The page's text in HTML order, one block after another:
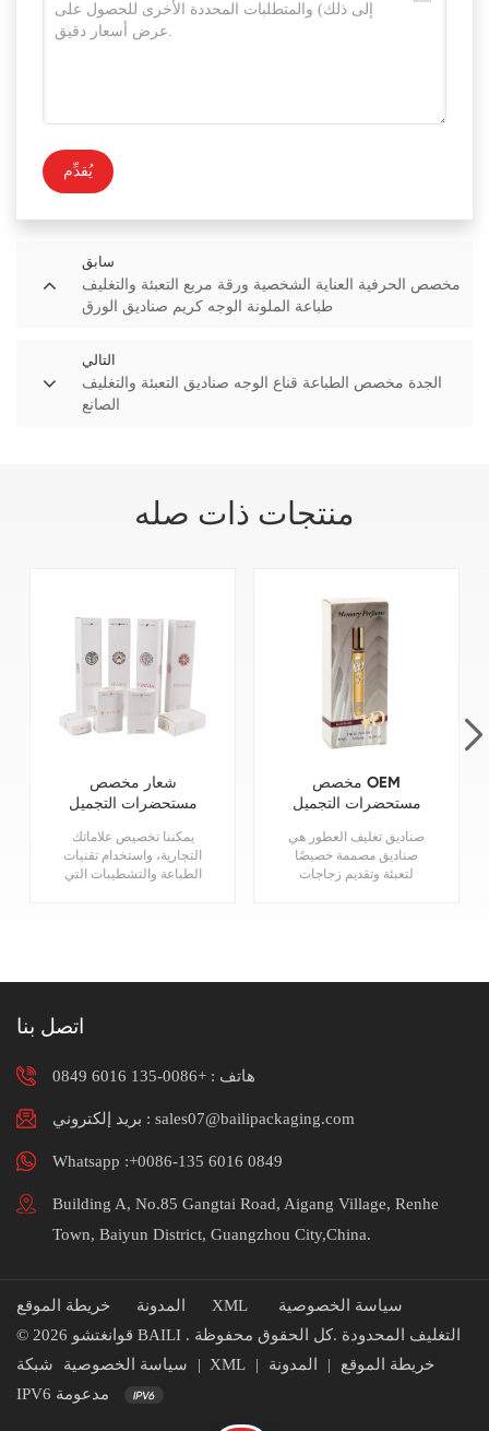
يُقدِّم
سابق
مخصص الحرفية العناية الشخصية ورقة مربع التعبئة والتغليف
طباعة الملونة الوجه كريم صناديق الورق
التالي
الجدة مخصص الطباعة قناع الوجه صناديق التعبئة والتغليف
الصانع
منتجات ذات صله
شعار مخصص
مستحضرات التجميل
المطبوعة العطور ورقة
مربع التعبئة والتغليف
يمكننا تخصيص علاماتك
التجارية، واستخدام تقنيات
الطباعة والتشطيبات التي
مخصص OEM
مستحضرات التجميل
والتغليف العطور
المطبوعة ورقة مربع
التعبئة والتغليف مصنع
صناديق تغليف العطور هي
صناديق مصممة خصيصًا
لتعبئة وتقديم زجاجات
اتصل بنا
هاتف : +0086-135 6016 0849
بريد إلكتروني : sales07@bailipackaging.com
Whatsapp :+0086-135 6016 0849
Building A, No.85 Gangtai Road, Aigang Village, Renhe
Town, Baiyun District, Guangzhou City,China.
خريطة الموقع المدونة XML
سياسة الخصوصية
© 2026 قوانغتشو BAILI التغليف المحدودة .كل الحقوق محفوظة .
خريطة الموقع
| المدونة |
XML
| سياسة الخصوصية
شبكة